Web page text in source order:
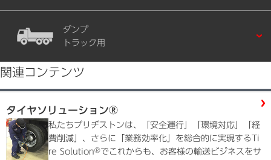
ダンプ
トラック用
関連コンテンツ
タイヤソリューション®
私たちブリヂストンは、「安全運行」「環境対応」「経
費削減」、さらに「業務効率化」を総合的に実現するTi
re Solution®でこれからも、お客様の輸送ビジネスをサ